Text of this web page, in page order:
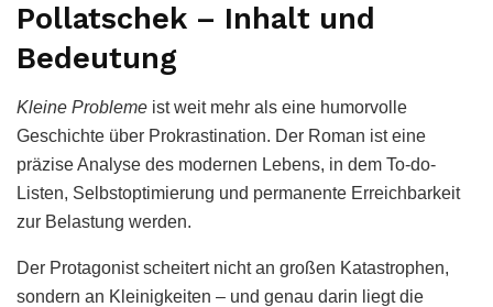
Pollatschek – Inhalt und
Bedeutung
Kleine Probleme ist weit mehr als eine humorvolle
Geschichte über Prokrastination. Der Roman ist eine
präzise Analyse des modernen Lebens, in dem To-do-
Listen, Selbstoptimierung und permanente Erreichbarkeit
zur Belastung werden.
Der Protagonist scheitert nicht an großen Katastrophen,
sondern an Kleinigkeiten – und genau darin liegt die